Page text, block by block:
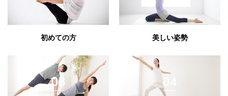
初めての方 美しい姿勢